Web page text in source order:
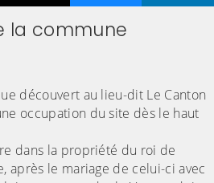
la commune
découvert au lieu-dit Le Canton
occupation du site dès le haut
dans la propriété du roi de
après le mariage de celui-ci avec